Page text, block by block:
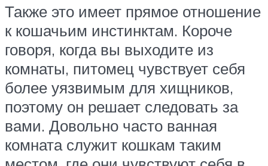
Также это имеет прямое отношение
к кошачьим инстинктам. Короче
говоря, когда вы выходите из
комнаты, питомец чувствует себя
более уязвимым для хищников,
поэтому он решает следовать за
вами. Довольно часто ванная
комната служит кошкам таким